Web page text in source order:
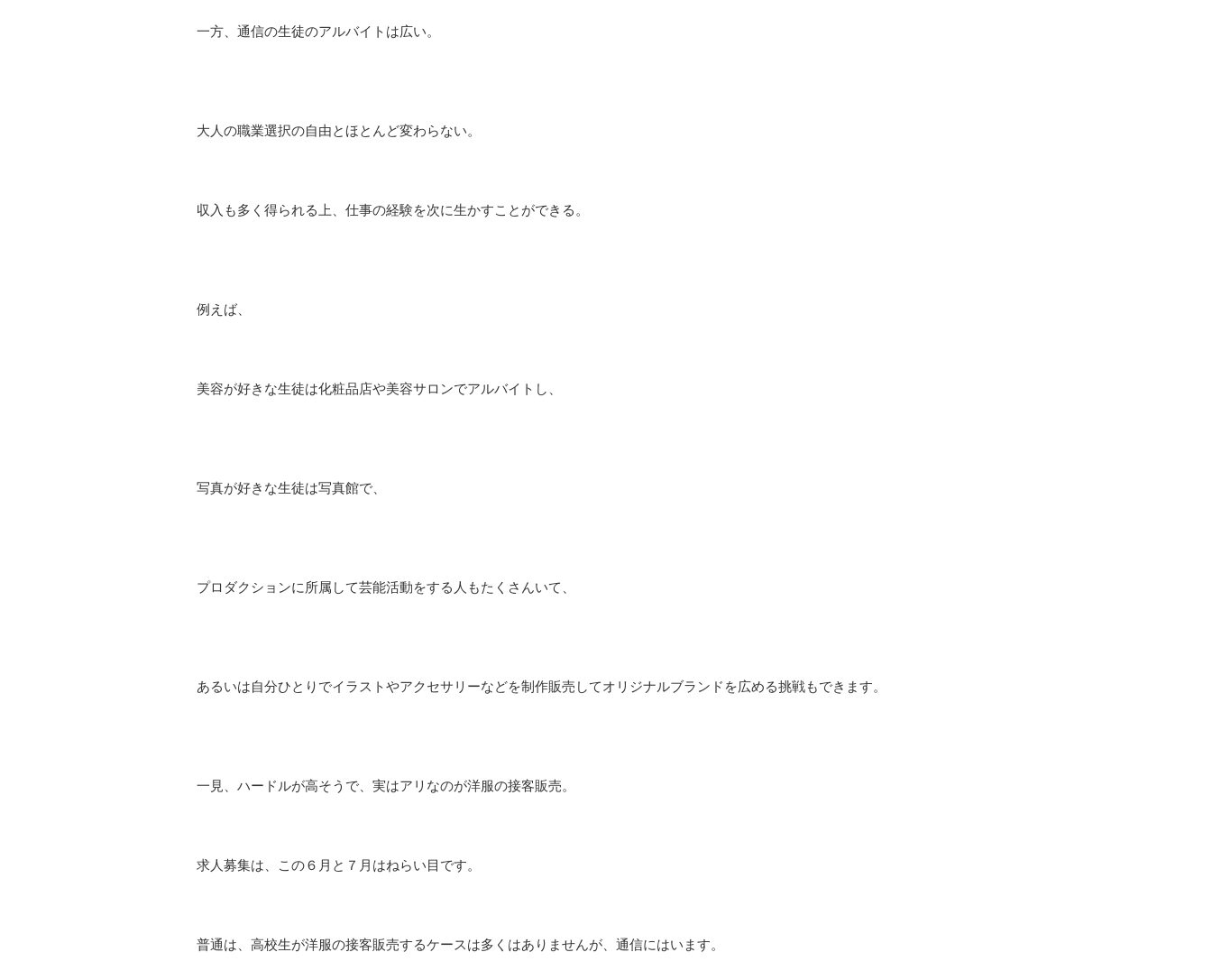
一方、通信の生徒のアルバイトは広い。
大人の職業選択の自由とほとんど変わらない。
収入も多く得られる上、仕事の経験を次に生かすことができる。
例えば、
美容が好きな生徒は化粧品店や美容サロンでアルバイトし、
写真が好きな生徒は写真館で、
プロダクションに所属して芸能活動をする人もたくさんいて、
あるいは自分ひとりでイラストやアクセサリーなどを制作販売してオリジナルブランドを広める挑戦もできます。
一見、ハードルが高そうで、実はアリなのが洋服の接客販売。
求人募集は、この６月と７月はねらい目です。
普通は、高校生が洋服の接客販売するケースは多くはありませんが、通信にはいます。